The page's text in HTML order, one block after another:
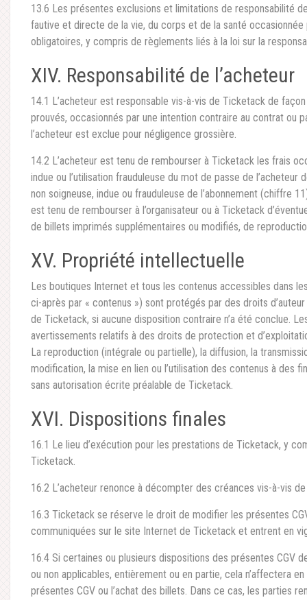
13.6 Les présentes exclusions et limitations de responsabilité
fautive et directe de la vie, du corps et de la santé
obligatoires, y compris de règlements liés à la loi sur la
XIV. Responsabilité de l’acheteur
14.1 L’acheteur est responsable vis-à-vis de Ticketack de
prouvés, occasionnés par une intention contraire au contrat ou
l’acheteur est exclue pour négligence grossière.
14.2 L’acheteur est tenu de rembourser à Ticketack les frais
indue ou l’utilisation frauduleuse du mot de passe de
non soigneuse, indue ou frauduleuse de l’abonnement (chiffre
est tenu de rembourser à l’organisateur ou à Ticketack
de billets imprimés supplémentaires ou modifiés, de
XV. Propriété intellectuelle
Les boutiques Internet et tous les contenus accessibles dans
ci-après par « contenus ») sont protégés par des droits
de Ticketack, si aucune disposition contraire n’a été conclue.
avertissements relatifs à des droits de protection et
La reproduction (intégrale ou partielle), la diffusion, la
modification, la mise en lien ou l’utilisation des contenus à des
sans autorisation écrite préalable de Ticketack.
XVI. Dispositions finales
16.1 Le lieu d’exécution pour les prestations de Ticketack, y
Ticketack.
16.2 L’acheteur renonce à décompter des créances vis-à-vis
16.3 Ticketack se réserve le droit de modifier les présentes
communiquées sur le site Internet de Ticketack et entrent en
16.4 Si certaines ou plusieurs dispositions des présentes CGV
ou non applicables, entièrement ou en partie, cela n’affectera
présentes CGV ou l’achat des billets. Dans ce cas, les parties